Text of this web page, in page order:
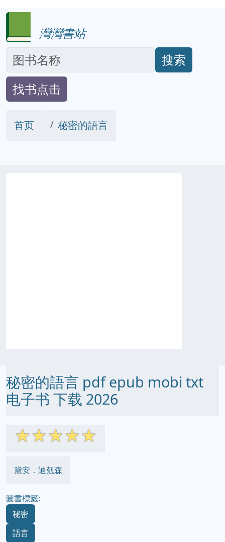
灣灣書站
搜索
找书点击
首页 秘密的語言
秘密的語言 pdf epub mobi txt
电子书 下载 2026
☆☆☆☆☆
黛安．迪剋森
圖書標籤:
秘密
語言